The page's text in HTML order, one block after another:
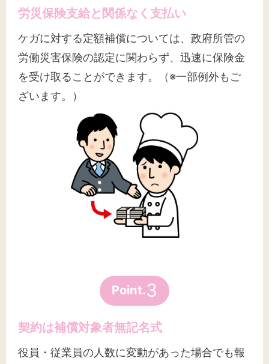
労災保険支給と関係なく支払い
ケガに対する定額補償については、政府所管の
労働災害保険の認定に関わらず、迅速に保険金
を受け取ることができます。（※一部例外もご
ざいます。）
Point.3
契約は補償対象者無記名式
役員・従業員の人数に変動があった場合でも報